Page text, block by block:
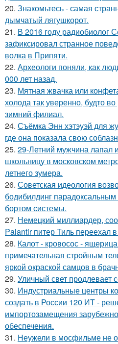
20. Знакомьтесь - самая
дымчатый лягушкорот.
21. В 2016 году радиобиолог
зафиксировал странное
волка в Припяти.
22. Археологи поняли, как
000 лет назад.
23. Мятная жвачка или
холода так уверенно, будто
зимний филиал.
24. Съёмка Энн хэтэуэй для
где она показала свою
25. 29-Летний мужчина лапал
школьницу в московском
летнего зумера.
26. Советская идеология
бодибилдинг
бортом системы.
27. Немецкий миллиардер,
Palantir питер Тиль переехал
28. Калот - кровосос -
примечательная стройным
яркой окраской самцов в
29. Уличный свет продлевает
30. Индустриальные центры
создать в России 120 ИТ -
импортозамещения
обеспечения.
31. Неужели в мосфильме не